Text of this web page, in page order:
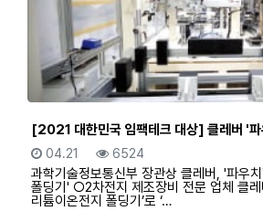
[2021 대한민국 임팩테크 대상] 클레버 '
등록일
04.21 조회
6524
과학기술정보통신부 장관상 클레버, '파우
폴딩기' ○2차전지 제조장비 전문 업체 클레
리튬이온전지 폴딩기’로 ‘…